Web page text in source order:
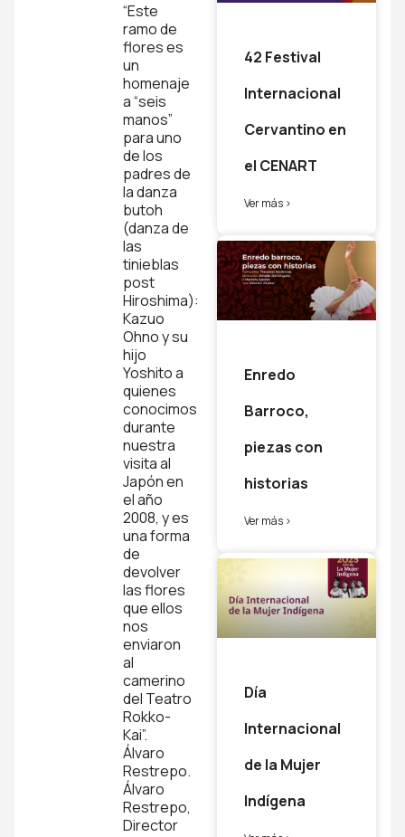
“Este
ramo de
flores es
un
homenaje
a “seis
manos”
para uno
de los
padres de
la danza
butoh
(danza de
las
tinieblas
post
Hiroshima):
Kazuo
Ohno y su
hijo
Yoshito a
quienes
conocimos
durante
nuestra
visita al
Japón en
el año
2008, y es
una forma
de
devolver
las flores
que ellos
nos
enviaron
al
camerino
del Teatro
Rokko-
Kai”.
Álvaro
Restrepo.
Álvaro
Restrepo,
Director
42 Festival
Internacional
Cervantino en
el CENART
Ver más >
Enredo
Barroco,
piezas con
historias
Ver más >
Día
Internacional
de la Mujer
Indígena